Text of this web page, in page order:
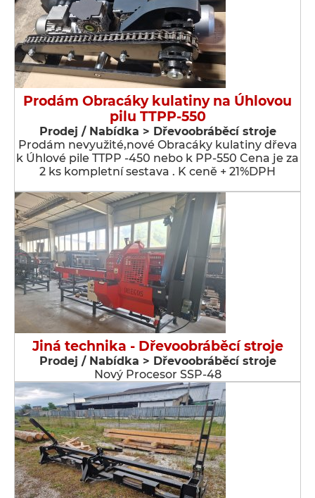
Prodám Obracáky kulatiny na Úhlovou
pilu TTPP-550
Prodej / Nabídka > Dřevoobráběcí stroje
Prodám nevyužité,nové Obracáky kulatiny dřeva
k Úhlové pile TTPP -450 nebo k PP-550 Cena je za
2 ks kompletní sestava . K ceně + 21%DPH
Jiná technika - Dřevoobráběcí stroje
Prodej / Nabídka > Dřevoobráběcí stroje
Nový Procesor SSP-48